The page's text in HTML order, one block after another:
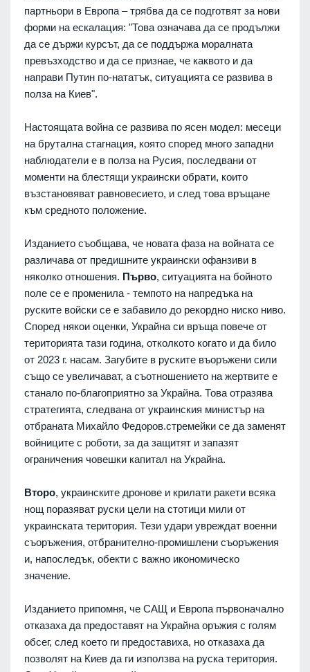
партньори в Европа – трябва да се подготвят за нови
форми на ескалация: "Това означава да се продължи
да се държи курсът, да се поддържа моралната
превъзходство и да се признае, че каквото и да
направи Путин по-нататък, ситуацията се развива в
полза на Киев".
Настоящата война се развива по ясен модел: месеци
на брутална стагнация, която според много западни
наблюдатели е в полза на Русия, последвани от
моменти на блестящи украински обрати, които
възстановяват равновесието, и след това връщане
към средното положение.
Изданието съобщава, че новата фаза на войната се
различава от предишните украински офанзиви в
няколко отношения. Първо, ситуацията на бойното
поле се е променила - темпото на напредъка на
руските войски се е забавило до рекордно ниско ниво.
Според някои оценки, Украйна си връща повече от
територията тази година, отколкото когато и да било
от 2023 г. насам. Загубите в руските въоръжени сили
също се увеличават, а съотношението на жертвите е
станало по-благоприятно за Украйна. Това отразява
стратегията, следвана от украинския министър на
отбраната Михайло Федоров.стремейки се да заменят
войниците с роботи, за да защитят и запазят
ограничения човешки капитал на Украйна.
Второ, украинските дронове и крилати ракети всяка
нощ поразяват руски цели на стотици мили от
украинската територия. Тези удари увреждат военни
съоръжения, отбранително-промишлени съоръжения
и, напоследък, обекти с важно икономическо
значение.
Изданието припомня, че САЩ и Европа първоначално
отказаха да предоставят на Украйна оръжия с голям
обсег, след което ги предоставиха, но отказаха да
позволят на Киев да ги използва на руска територия.